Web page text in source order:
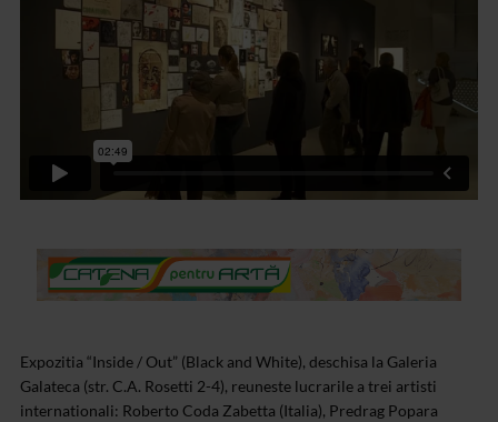
Expozitia “Inside / Out” (Black and White), deschisa la Galeria
Galateca (str. C.A. Rosetti 2-4), reuneste lucrarile a trei artisti
internationali: Roberto Coda Zabetta (Italia), Predrag Popara